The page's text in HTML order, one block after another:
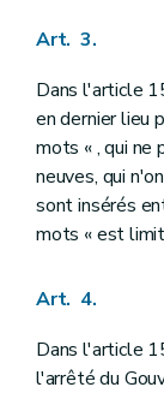
Art. 3.
Dans l'article
en dernier lieu
mots « , qui
neuves, qui
sont insérés
mots « est
Art. 4.
Dans l'article
l'arrêté du